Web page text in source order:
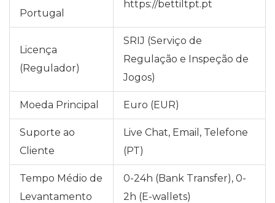
Portugal
https://bettiltpt.pt
Licença
(Regulador)
SRIJ (Serviço de
Regulação e Inspeção de
Jogos)
Moeda Principal Euro (EUR)
Suporte ao
Cliente
Live Chat, Email, Telefone
(PT)
Tempo Médio de
Levantamento
0-24h (Bank Transfer), 0-
2h (E-wallets)